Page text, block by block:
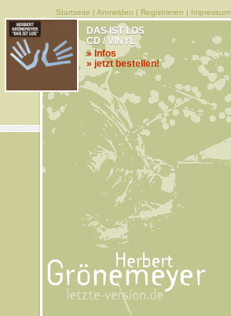
Startseite | Anmelden | Registrieren | Impressum
DAS IST LOS
CD / VINYL
» Infos
» jetzt bestellen!